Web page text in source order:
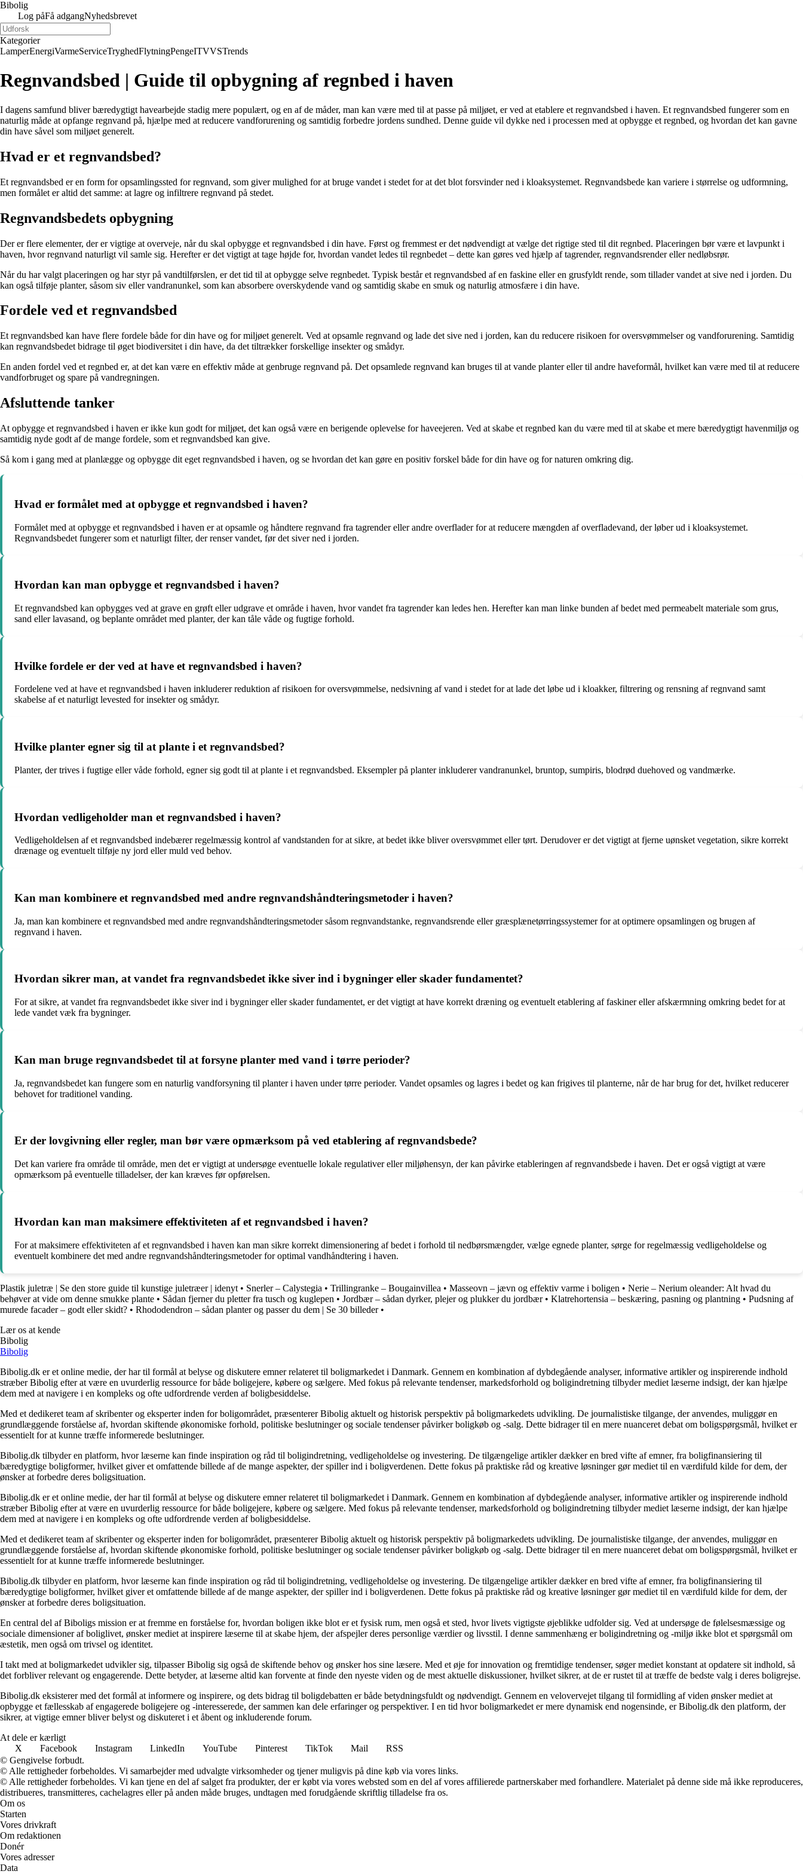
Bibolig
Log påFå adgangNyhedsbrevet
Kategorier
LamperEnergiVarmeServiceTryghedFlytningPengeITVVSTrends
Regnvandsbed | Guide til opbygning af regnbed i haven
I dagens samfund bliver bæredygtigt havearbejde stadig mere populært, og en af de måder, man kan være med til at passe på miljøet, er ved at etablere et regnvandsbed i haven. Et regnvandsbed fungerer som en
naturlig måde at opfange regnvand på, hjælpe med at reducere vandforurening og samtidig forbedre jordens sundhed. Denne guide vil dykke ned i processen med at opbygge et regnbed, og hvordan det kan gavne
din have såvel som miljøet generelt.
Hvad er et regnvandsbed?
Et regnvandsbed er en form for opsamlingssted for regnvand, som giver mulighed for at bruge vandet i stedet for at det blot forsvinder ned i kloaksystemet. Regnvandsbede kan variere i størrelse og udformning,
men formålet er altid det samme: at lagre og infiltrere regnvand på stedet.
Regnvandsbedets opbygning
Der er flere elementer, der er vigtige at overveje, når du skal opbygge et regnvandsbed i din have. Først og fremmest er det nødvendigt at vælge det rigtige sted til dit regnbed. Placeringen bør være et lavpunkt i
haven, hvor regnvand naturligt vil samle sig. Herefter er det vigtigt at tage højde for, hvordan vandet ledes til regnbedet – dette kan gøres ved hjælp af tagrender, regnvandsrender eller nedløbsrør.
Når du har valgt placeringen og har styr på vandtilførslen, er det tid til at opbygge selve regnbedet. Typisk består et regnvandsbed af en faskine eller en grusfyldt rende, som tillader vandet at sive ned i jorden. Du
kan også tilføje planter, såsom siv eller vandranunkel, som kan absorbere overskydende vand og samtidig skabe en smuk og naturlig atmosfære i din have.
Fordele ved et regnvandsbed
Et regnvandsbed kan have flere fordele både for din have og for miljøet generelt. Ved at opsamle regnvand og lade det sive ned i jorden, kan du reducere risikoen for oversvømmelser og vandforurening. Samtidig
kan regnvandsbedet bidrage til øget biodiversitet i din have, da det tiltrækker forskellige insekter og smådyr.
En anden fordel ved et regnbed er, at det kan være en effektiv måde at genbruge regnvand på. Det opsamlede regnvand kan bruges til at vande planter eller til andre haveformål, hvilket kan være med til at reducere
vandforbruget og spare på vandregningen.
Afsluttende tanker
At opbygge et regnvandsbed i haven er ikke kun godt for miljøet, det kan også være en berigende oplevelse for haveejeren. Ved at skabe et regnbed kan du være med til at skabe et mere bæredygtigt havenmiljø og
samtidig nyde godt af de mange fordele, som et regnvandsbed kan give.
Så kom i gang med at planlægge og opbygge dit eget regnvandsbed i haven, og se hvordan det kan gøre en positiv forskel både for din have og for naturen omkring dig.
Hvad er formålet med at opbygge et regnvandsbed i haven?
Formålet med at opbygge et regnvandsbed i haven er at opsamle og håndtere regnvand fra tagrender eller andre overflader for at reducere mængden af overfladevand, der løber ud i kloaksystemet.
Regnvandsbedet fungerer som et naturligt filter, der renser vandet, før det siver ned i jorden.
Hvordan kan man opbygge et regnvandsbed i haven?
Et regnvandsbed kan opbygges ved at grave en grøft eller udgrave et område i haven, hvor vandet fra tagrender kan ledes hen. Herefter kan man linke bunden af bedet med permeabelt materiale som grus,
sand eller lavasand, og beplante området med planter, der kan tåle våde og fugtige forhold.
Hvilke fordele er der ved at have et regnvandsbed i haven?
Fordelene ved at have et regnvandsbed i haven inkluderer reduktion af risikoen for oversvømmelse, nedsivning af vand i stedet for at lade det løbe ud i kloakker, filtrering og rensning af regnvand samt
skabelse af et naturligt levested for insekter og smådyr.
Hvilke planter egner sig til at plante i et regnvandsbed?
Planter, der trives i fugtige eller våde forhold, egner sig godt til at plante i et regnvandsbed. Eksempler på planter inkluderer vandranunkel, bruntop, sumpiris, blodrød duehoved og vandmærke.
Hvordan vedligeholder man et regnvandsbed i haven?
Vedligeholdelsen af et regnvandsbed indebærer regelmæssig kontrol af vandstanden for at sikre, at bedet ikke bliver oversvømmet eller tørt. Derudover er det vigtigt at fjerne uønsket vegetation, sikre korrekt
drænage og eventuelt tilføje ny jord eller muld ved behov.
Kan man kombinere et regnvandsbed med andre regnvandshåndteringsmetoder i haven?
Ja, man kan kombinere et regnvandsbed med andre regnvandshåndteringsmetoder såsom regnvandstanke, regnvandsrende eller græsplænetørringssystemer for at optimere opsamlingen og brugen af
regnvand i haven.
Hvordan sikrer man, at vandet fra regnvandsbedet ikke siver ind i bygninger eller skader fundamentet?
For at sikre, at vandet fra regnvandsbedet ikke siver ind i bygninger eller skader fundamentet, er det vigtigt at have korrekt dræning og eventuelt etablering af faskiner eller afskærmning omkring bedet for at
lede vandet væk fra bygninger.
Kan man bruge regnvandsbedet til at forsyne planter med vand i tørre perioder?
Ja, regnvandsbedet kan fungere som en naturlig vandforsyning til planter i haven under tørre perioder. Vandet opsamles og lagres i bedet og kan frigives til planterne, når de har brug for det, hvilket reducerer
behovet for traditionel vanding.
Er der lovgivning eller regler, man bør være opmærksom på ved etablering af regnvandsbede?
Det kan variere fra område til område, men det er vigtigt at undersøge eventuelle lokale regulativer eller miljøhensyn, der kan påvirke etableringen af regnvandsbede i haven. Det er også vigtigt at være
opmærksom på eventuelle tilladelser, der kan kræves før opførelsen.
Hvordan kan man maksimere effektiviteten af et regnvandsbed i haven?
For at maksimere effektiviteten af et regnvandsbed i haven kan man sikre korrekt dimensionering af bedet i forhold til nedbørsmængder, vælge egnede planter, sørge for regelmæssig vedligeholdelse og
eventuelt kombinere det med andre regnvandshåndteringsmetoder for optimal vandhåndtering i haven.
Plastik juletræ | Se den store guide til kunstige juletræer | idenyt • Snerler – Calystegia • Trillingranke – Bougainvillea • Masseovn – jævn og effektiv varme i boligen • Nerie – Nerium oleander: Alt hvad du
behøver at vide om denne smukke plante • Sådan fjerner du pletter fra tusch og kuglepen • Jordbær – sådan dyrker, plejer og plukker du jordbær• Klatrehortensia – beskæring, pasning og plantning • Pudsning af
murede facader – godt eller skidt? • Rhododendron – sådan planter og passer du dem | Se 30 billeder•
Lær os at kende
Bibolig
Bibolig
Bibolig.dk er et online medie, der har til formål at belyse og diskutere emner relateret til boligmarkedet i Danmark. Gennem en kombination af dybdegående analyser, informative artikler og inspirerende indhold
stræber Bibolig efter at være en uvurderlig ressource for både boligejere, købere og sælgere. Med fokus på relevante tendenser, markedsforhold og boligindretning tilbyder mediet læserne indsigt, der kan hjælpe
dem med at navigere i en kompleks og ofte udfordrende verden af boligbesiddelse.
Med et dedikeret team af skribenter og eksperter inden for boligområdet, præsenterer Bibolig aktuelt og historisk perspektiv på boligmarkedets udvikling. De journalistiske tilgange, der anvendes, muliggør en
grundlæggende forståelse af, hvordan skiftende økonomiske forhold, politiske beslutninger og sociale tendenser påvirker boligkøb og -salg. Dette bidrager til en mere nuanceret debat om boligspørgsmål, hvilket er
essentielt for at kunne træffe informerede beslutninger.
Bibolig.dk tilbyder en platform, hvor læserne kan finde inspiration og råd til boligindretning, vedligeholdelse og investering. De tilgængelige artikler dækker en bred vifte af emner, fra boligfinansiering til
bæredygtige boligformer, hvilket giver et omfattende billede af de mange aspekter, der spiller ind i boligverdenen. Dette fokus på praktiske råd og kreative løsninger gør mediet til en værdifuld kilde for dem, der
ønsker at forbedre deres boligsituation.
Bibolig.dk er et online medie, der har til formål at belyse og diskutere emner relateret til boligmarkedet i Danmark. Gennem en kombination af dybdegående analyser, informative artikler og inspirerende indhold
stræber Bibolig efter at være en uvurderlig ressource for både boligejere, købere og sælgere. Med fokus på relevante tendenser, markedsforhold og boligindretning tilbyder mediet læserne indsigt, der kan hjælpe
dem med at navigere i en kompleks og ofte udfordrende verden af boligbesiddelse.
Med et dedikeret team af skribenter og eksperter inden for boligområdet, præsenterer Bibolig aktuelt og historisk perspektiv på boligmarkedets udvikling. De journalistiske tilgange, der anvendes, muliggør en
grundlæggende forståelse af, hvordan skiftende økonomiske forhold, politiske beslutninger og sociale tendenser påvirker boligkøb og -salg. Dette bidrager til en mere nuanceret debat om boligspørgsmål, hvilket er
essentielt for at kunne træffe informerede beslutninger.
Bibolig.dk tilbyder en platform, hvor læserne kan finde inspiration og råd til boligindretning, vedligeholdelse og investering. De tilgængelige artikler dækker en bred vifte af emner, fra boligfinansiering til
bæredygtige boligformer, hvilket giver et omfattende billede af de mange aspekter, der spiller ind i boligverdenen. Dette fokus på praktiske råd og kreative løsninger gør mediet til en værdifuld kilde for dem, der
ønsker at forbedre deres boligsituation.
En central del af Biboligs mission er at fremme en forståelse for, hvordan boligen ikke blot er et fysisk rum, men også et sted, hvor livets vigtigste øjeblikke udfolder sig. Ved at undersøge de følelsesmæssige og
sociale dimensioner af boliglivet, ønsker mediet at inspirere læserne til at skabe hjem, der afspejler deres personlige værdier og livsstil. I denne sammenhæng er boligindretning og -miljø ikke blot et spørgsmål om
æstetik, men også om trivsel og identitet.
I takt med at boligmarkedet udvikler sig, tilpasser Bibolig sig også de skiftende behov og ønsker hos sine læsere. Med et øje for innovation og fremtidige tendenser, søger mediet konstant at opdatere sit indhold, så
det forbliver relevant og engagerende. Dette betyder, at læserne altid kan forvente at finde den nyeste viden og de mest aktuelle diskussioner, hvilket sikrer, at de er rustet til at træffe de bedste valg i deres boligrejse.
Bibolig.dk eksisterer med det formål at informere og inspirere, og dets bidrag til boligdebatten er både betydningsfuldt og nødvendigt. Gennem en velovervejet tilgang til formidling af viden ønsker mediet at
opbygge et fællesskab af engagerede boligejere og -interesserede, der sammen kan dele erfaringer og perspektiver. I en tid hvor boligmarkedet er mere dynamisk end nogensinde, er Bibolig.dk den platform, der
sikrer, at vigtige emner bliver belyst og diskuteret i et åbent og inkluderende forum.
At dele er kærligt
X
Facebook Instagram LinkedIn YouTube Pinterest TikTok Mail
RSS
© Gengivelse forbudt.
© Alle rettigheder forbeholdes. Vi samarbejder med udvalgte virksomheder og tjener muligvis på dine køb via vores links.
© Alle rettigheder forbeholdes. Vi kan tjene en del af salget fra produkter, der er købt via vores websted som en del af vores affilierede partnerskaber med forhandlere. Materialet på denne side må ikke reproduceres,
distribueres, transmitteres, cachelagres eller på anden måde bruges, undtagen med forudgående skriftlig tilladelse fra os.
Om os
Starten
Vores drivkraft
Om redaktionen
Donér
Vores adresser
Data